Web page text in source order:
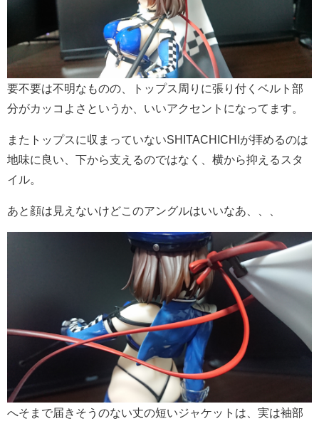
要不要は不明なものの、トップス周りに張り付くベルト部
分がカッコよさというか、いいアクセントになってます。
またトップスに収まっていないSHITACHICHIが拝めるのは
地味に良い、下から支えるのではなく、横から抑えるスタ
イル。
あと顔は見えないけどこのアングルはいいなあ、、、
へそまで届きそうのない丈の短いジャケットは、実は袖部